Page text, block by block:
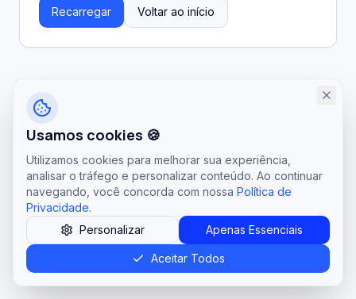
Recarregar Voltar ao início
Usamos cookies 🍪
Utilizamos cookies para melhorar sua experiência,
analisar o tráfego e personalizar conteúdo. Ao continuar
navegando, você concorda com nossa Política de
Privacidade.
Personalizar
Apenas Essenciais
Aceitar Todos